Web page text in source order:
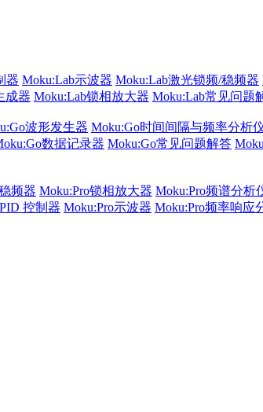
器 Moku:Lab示波器 Moku:Lab激光锁频/稳频器
成器 Moku:Lab锁相放大器 Moku:Lab常见问题
波形发生器 Moku:Go时间间隔与频率分析
数据记录器 Moku:Go常见问题解答
频器 Moku:Pro锁相放大器 Moku:Pro频谱分析
控制器 Moku:Pro示波器 Moku:Pro频率响应